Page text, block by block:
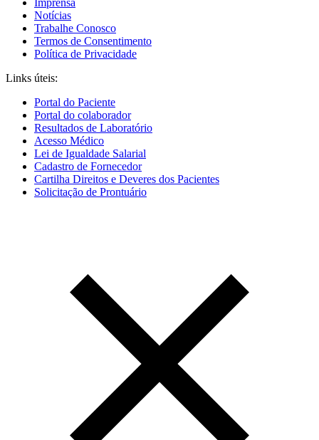
Imprensa
Notícias
Trabalhe Conosco
Termos de Consentimento
Política de Privacidade
Links úteis:
Portal do Paciente
Portal do colaborador
Resultados de Laboratório
Acesso Médico
Lei de Igualdade Salarial
Cadastro de Fornecedor
Cartilha Direitos e Deveres dos Pacientes
Solicitação de Prontuário